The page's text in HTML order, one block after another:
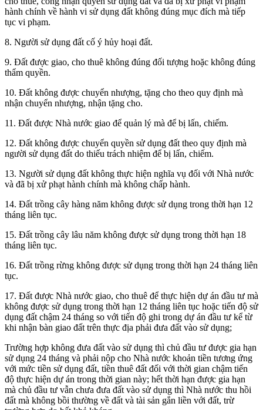
hành chính về hành vi sử dụng đất không đúng mục đích mà tiếp
tục vi phạm.
8. Người sử dụng đất cố ý hủy hoại đất.
9. Đất được giao, cho thuê không đúng đối tượng hoặc không đúng
thẩm quyền.
10. Đất không được chuyển nhượng, tặng cho theo quy định mà
nhận chuyển nhượng, nhận tặng cho.
11. Đất được Nhà nước giao để quản lý mà để bị lấn, chiếm.
12. Đất không được chuyển quyền sử dụng đất theo quy định mà
người sử dụng đất do thiếu trách nhiệm để bị lấn, chiếm.
13. Người sử dụng đất không thực hiện nghĩa vụ đối với Nhà nước
và đã bị xử phạt hành chính mà không chấp hành.
14. Đất trồng cây hàng năm không được sử dụng trong thời hạn 12
tháng liên tục.
15. Đất trồng cây lâu năm không được sử dụng trong thời hạn 18
tháng liên tục.
16. Đất trồng rừng không được sử dụng trong thời hạn 24 tháng liên
tục.
17. Đất được Nhà nước giao, cho thuê để thực hiện dự án đầu tư mà
không được sử dụng trong thời hạn 12 tháng liên tục hoặc tiến độ sử
dụng đất chậm 24 tháng so với tiến độ ghi trong dự án đầu tư kể từ
khi nhận bàn giao đất trên thực địa phải đưa đất vào sử dụng;
Trường hợp không đưa đất vào sử dụng thì chủ đầu tư được gia hạn
sử dụng 24 tháng và phải nộp cho Nhà nước khoản tiền tương ứng
với mức tiền sử dụng đất, tiền thuê đất đối với thời gian chậm tiến
độ thực hiện dự án trong thời gian này; hết thời hạn được gia hạn
mà chủ đầu tư vẫn chưa đưa đất vào sử dụng thì Nhà nước thu hồi
đất mà không bồi thường về đất và tài sản gắn liền với đất, trừ